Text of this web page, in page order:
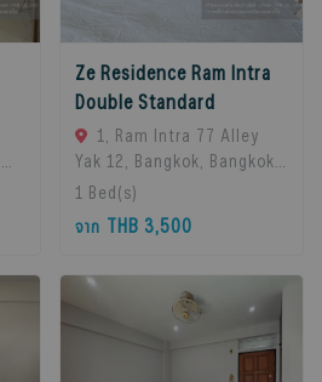
Ze Residence Ram Intra
Double Standard
1, Ram Intra 77 Alley
Yak 12, Bangkok, Bangkok
10230, Bangkok, 10230
Bangkok, Thailand
1 Bed(s)
จาก THB 3,500